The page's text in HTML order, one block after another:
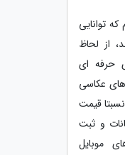
توانایی
از لحاظ
حرفه ای
عکاسی
قیمت
و ثبت
موبایل